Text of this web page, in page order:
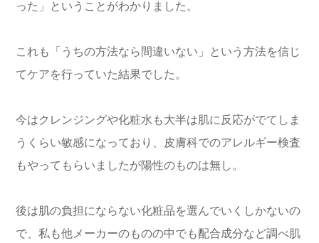
った」ということがわかりました。
これも「うちの方法なら間違いない」という方法を信じ
てケアを行っていた結果でした。
今はクレンジングや化粧水も大半は肌に反応がでてしま
うくらい敏感になっており、皮膚科でのアレルギー検査
もやってもらいましたが陽性のものは無し。
後は肌の負担にならない化粧品を選んでいくしかないの
で、私も他メーカーのものの中でも配合成分など調べ肌